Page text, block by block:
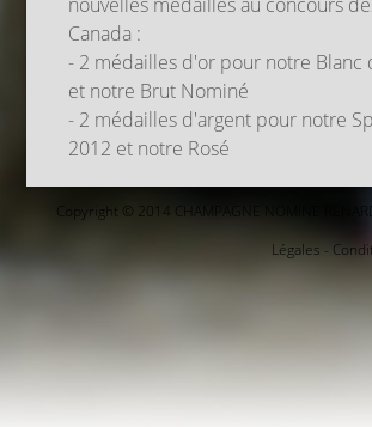
Canada :
- 2 médailles d'or pour notre Blanc
et notre Brut Nominé
- 2 médailles d'argent pour notre
2012 et notre Rosé
Copyright © 2014 CHAMPAGNE NOMINE
Légales -